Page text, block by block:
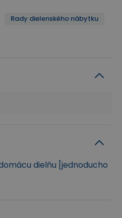
Rady dielenského nábytku
dielňu [jednoducho